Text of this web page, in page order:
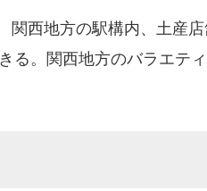
関西地方の駅構内、土産
きる。関西地方のバラエテ